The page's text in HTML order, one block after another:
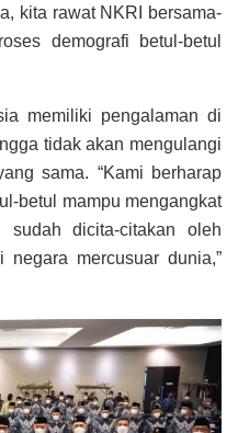
kita rawat NKRI bersama-
demografi betul-betul
memiliki pengalaman di
tidak akan mengulangi
sama. “Kami berharap
betul mampu mengangkat
dicita-citakan oleh
mercusuar dunia,”